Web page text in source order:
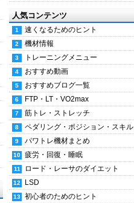
人気コンテンツ
速くなるためのヒント
機材情報
トレーニングメニュー
おすすめ動画
おすすめブログ一覧
FTP・LT・VO2max
筋トレ・ストレッチ
ペダリング・ポジション・スキル
パワトレ機材まとめ
疲労・回復・睡眠
ロード・レーサのダイエット
LSD
初心者のためのヒント